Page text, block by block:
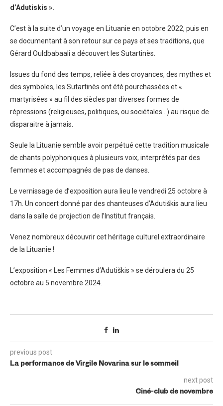
d’Adutiskis ».
C’est à la suite d’un voyage en Lituanie en octobre 2022, puis en
se documentant à son retour sur ce pays et ses traditions, que
Gérard Ouldbabaali a découvert les Sutartinès.
Issues du fond des temps, reliée à des croyances, des mythes et
des symboles, les Sutartinès ont été pourchassées et «
martyrisées » au fil des siècles par diverses formes de
répressions (religieuses, politiques, ou sociétales…) au risque de
disparaitre à jamais.
Seule la Lituanie semble avoir perpétué cette tradition musicale
de chants polyphoniques à plusieurs voix, interprétés par des
femmes et accompagnés de pas de danses.
Le vernissage de d’exposition aura lieu le vendredi 25 octobre à
17h. Un concert donné par des chanteuses d’Adutiškis aura lieu
dans la salle de projection de l’Institut français.
Venez nombreux découvrir cet héritage culturel extraordinaire
de la Lituanie !
L’exposition « Les Femmes d’Adutiškis » se déroulera du 25
octobre au 5 novembre 2024.
previous post
La performance de Virgile Novarina sur le sommeil
next post
Ciné-club de novembre